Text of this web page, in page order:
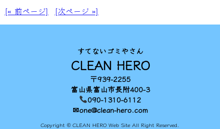
[« 前ページ] [次ページ »]
すてないゴミやさん
CLEAN HERO
〒939-2255
富山県富山市長附400-3
090-1310-6112
✉one@clean-hero.com
Copyright © CLEAN HERO Web Site All Right Reserved.